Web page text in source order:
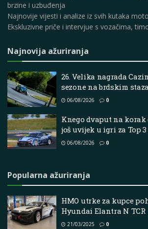
brzine i uzbuđenja
Najnovije vijesti i analize iz svih kutaka
Ekskluzivne priče i intervjue s vozačima,
Najnovija ažuriranja
26. Velika nagrada
sezone na brdskim
06/08/2026 0
Knego dvaput na korak
još uvijek u igri za Top
06/08/2026 0
Popularna ažuriranja
HMO utrke za kupce
Hyundai Elantra N TCR
21/03/2025 0